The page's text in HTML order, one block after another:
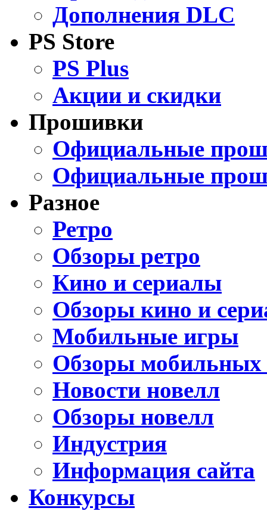
Дополнения DLC
PS Store
PS Plus
Акции и скидки
Прошивки
Официальные
Официальные
Разное
Ретро
Обзоры ретро
Кино и сериалы
Обзоры кино и
Мобильные игры
Обзоры мобильных
Новости новелл
Обзоры новелл
Индустрия
Информация сайта
Конкурсы